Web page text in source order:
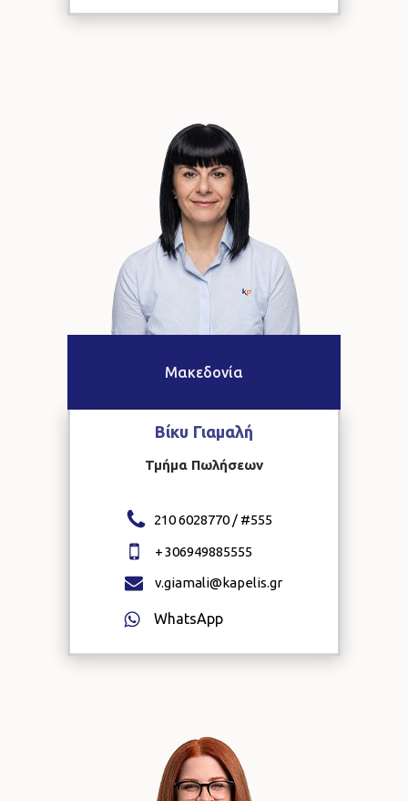
Μακεδονία
Βίκυ Γιαμαλή
Τμήμα Πωλήσεων
210 6028770 / #555
+306949885555
v.giamali@kapelis.gr
WhatsApp